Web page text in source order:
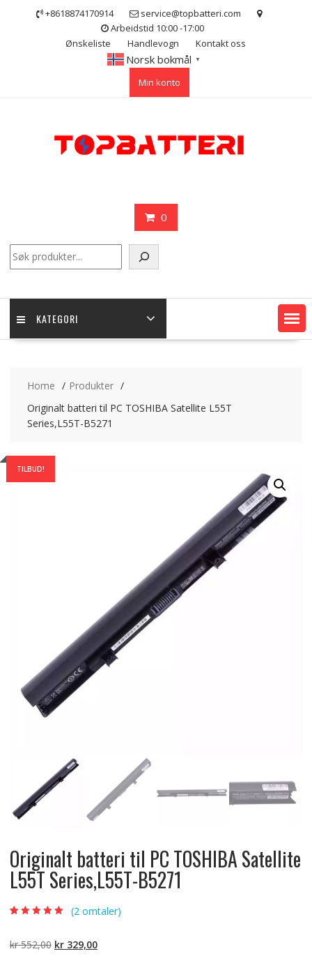
+8618874170914
service@topbatteri.com
Arbeidstid 10:00 -17:00
Ønskeliste
Handlevogn Kontakt oss
Norsk bokmål ▼
Min konto
0
KATEGORI
Home
Produkter
Originalt batteri til PC TOSHIBA Satellite L55T
Series,L55T-B5271
TILBUD!
Originalt batteri til PC TOSHIBA Satellite
L55T Series,L55T-B5271
kundevurderinger
(2omtaler)
kr552,00 Opprinnelig
kr329,00Nåværende